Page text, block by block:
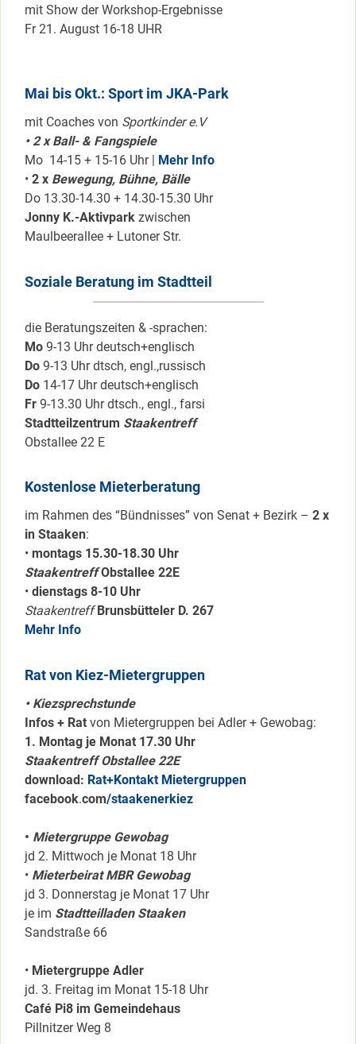
mit Show der Workshop-Ergebnisse
Fr 21. August 16-18 UHR
Mai bis Okt.: Sport im JKA-Park
mit Coaches von Sportkinder e.V
• 2 x Ball- & Fangspiele
Mo 14-15 + 15-16 Uhr | Mehr Info
• 2 x Bewegung, Bühne, Bälle
Do 13.30-14.30 + 14.30-15.30 Uhr
Jonny K.-Aktivpark zwischen
Maulbeerallee + Lutoner Str.
Soziale Beratung im Stadtteil
die Beratungszeiten & -sprachen:
Mo 9-13 Uhr deutsch+englisch
Do 9-13 Uhr dtsch, engl.,russisch
Do 14-17 Uhr deutsch+englisch
Fr 9-13.30 Uhr dtsch., engl., farsi
Stadtteilzentrum Staakentreff
Obstallee 22 E
Kostenlose Mieterberatung
im Rahmen des “Bündnisses” von Senat + Bezirk – 2 x
in Staaken:
• montags 15.30-18.30 Uhr
Staakentreff Obstallee 22E
• dienstags 8-10 Uhr
Staakentreff Brunsbütteler D. 267
Mehr Info
Rat von Kiez-Mietergruppen
• Kiezsprechstunde
Infos + Rat von Mietergruppen bei Adler + Gewobag:
1. Montag je Monat 17.30 Uhr
Staakentreff Obstallee 22E
download: Rat+Kontakt Mietergruppen
facebook.com/staakenerkiez
• Mietergruppe Gewobag
jd 2. Mittwoch je Monat 18 Uhr
• Mieterbeirat MBR Gewobag
jd 3. Donnerstag je Monat 17 Uhr
je im Stadtteilladen Staaken
Sandstraße 66
• Mietergruppe Adler
jd. 3. Freitag im Monat 15-18 Uhr
Café Pi8 im Gemeindehaus
Pillnitzer Weg 8